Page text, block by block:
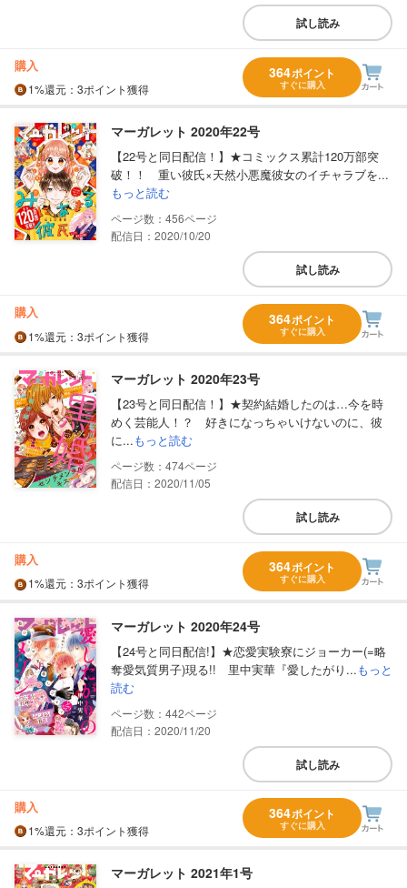
試し読み
購入
1%還元 ：3ポイント獲得
364ポイント
すぐに購入
マーガレット 2020年22号
【22号と同日配信！】★コミックス累計120万部突
破！！ 重い彼氏×天然小悪魔彼女のイチャラブを...
もっと読む
456
配信日：2020/10/20
試し読み
購入
1%還元 ：3ポイント獲得
364ポイント
すぐに購入
マーガレット 2020年23号
【23号と同日配信！】★契約結婚したのは…今を時
めく芸能人！？ 好きになっちゃいけないのに、彼
に...もっと読む
474
配信日：2020/11/05
試し読み
購入
1%還元 ：3ポイント獲得
364ポイント
すぐに購入
マーガレット 2020年24号
【24号と同日配信!】★恋愛実験寮にジョーカー(=略
奪愛気質男子)現る!! 里中実華『愛したがり...もっと
読む
442
配信日：2020/11/20
試し読み
購入
1%還元 ：3ポイント獲得
364ポイント
すぐに購入
マーガレット 2021年1号